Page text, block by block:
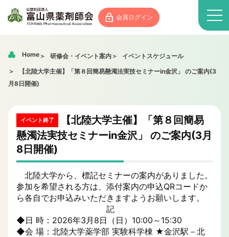
会員ログイン
Home 研修会・イベント案内
イベントスケジュール
【北陸大学主催】「第８回簡易懸濁法実技セミナーin金沢」 のご案内(3
月8日開催)
イベント終了
【北陸大学主催】「第８回簡易
懸濁法実技セミナーin金沢」 のご案内(3月
8日開催)
北陸大学から、標記セミナーの案内がありました。
参加を希望される方は、添付案内の申込QRコードか
ら各自でお申込みいただきますようお願いします。
記
◆日 時：2026年3月8日（日）10:00～15:30
◆会 場：北陸大学薬学部 実験科学棟 ★金沢駅－北